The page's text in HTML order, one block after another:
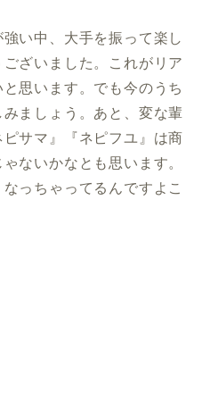
い中、大手を振って楽し
ざいました。これがリア
思います。でも今のうち
ましょう。あと、変な輩
サマ』『ネピフユ』は商
ないかなとも思います。
っちゃってるんですよこ